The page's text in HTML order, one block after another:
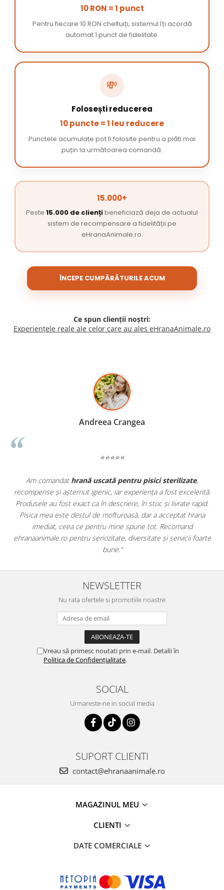
10 RON = 1 punct
Pentru fiecare 10 RON cheltuiți, sistemul îți acordă
automat 1 punct de fidelitate.
💸
Folosești reducerea
10 puncte = 1 leu reducere
Punctele acumulate pot fi folosite pentru a plăti mai
puțin la următoarea comandă.
15.000+
Peste 15.000 de cliențibeneficiază deja de actualul
sistem de recompensare a fidelității pe
eHranaAnimale.ro.
ÎNCEPE CUMPĂRĂTURILE ACUM
Ce spun clienții noștri:
Experiențele reale ale celor care au ales eHranaAnimale.ro
rapid.
foarte
Madalina Stancea
⭐⭐⭐⭐⭐
Apreciez foarte mult faptul că peehranaanimale.ro
doar hrană, ci și produse dinfarmacia veterinară
antiparazitare, suplimente și soluții de îngrijire. Este foarte
comod să pot comanda tot ce am nevoie pentru animalul
dintr-un singur loc. Livrarea a fost rapidă, iar produsele au
originale și în termen. Magazin serios, bine organizat și foarte
pentru orice stăpân de animale.
NEWSLETTER
Nu rata ofertele si promotiile noastre
Vreau să primesc noutati prin e-mail. Detalii în
Politica de Confidențialitate.
SOCIAL
Urmareste-ne in social media
SUPORT CLIENTI
contact@ehranaanimale.ro
MAGAZINUL MEU
CLIENTI
DATE COMERCIALE